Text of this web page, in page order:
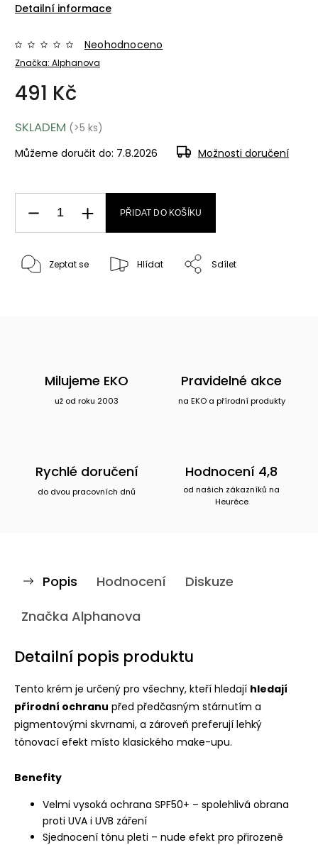
Detailní informace
Značka: Alphanova
Neohodnoceno
491 Kč
SKLADEM (>5 ks)
Můžeme doručit do: 7.8.2026 Možnosti doručení
PŘIDAT DO KOŠÍKU
Zeptat se Hlídat Sdílet
Milujeme EKO
už od roku 2003
Pravidelné akce
na EKO a přírodní produkty
Rychlé doručení
do dvou pracovních dnů
Hodnocení 4,8
od našich zákazníků na
Heuréce
Popis Hodnocení
Diskuze
Značka Alphanova
Detailní popis produktu
Tento krém je určený pro všechny, kteří hledají hledají
přírodní ochranu před předčasným stárnutím a
pigmentovými skvrnami, a zároveň preferují lehký
tónovací efekt místo klasického make-upu.
Benefity
Velmi vysoká ochrana SPF50+ – spolehlivá obrana
proti UVA i UVB záření
Sjednocení tónu pleti – nude efekt pro přirozeně